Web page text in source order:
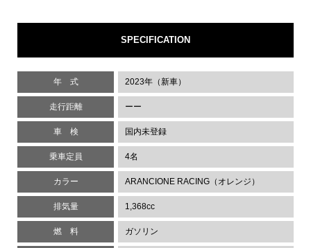
SPECIFICATION
年 式 2023年（新車）
走行距離 ーー
車 検 国内未登録
乗車定員 4名
カラー ARANCIONE RACING（オレンジ）
排気量 1,368cc
燃 料 ガソリン